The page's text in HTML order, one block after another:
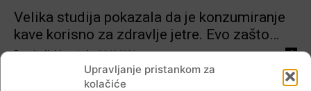
Upravljanje pristankom za
kolačiće
Velika studija pokazala da je konzumiranje
kave korisno za zdravlje jetre. Evo zašto…
Braniteljski portal - 26.10.2021 0